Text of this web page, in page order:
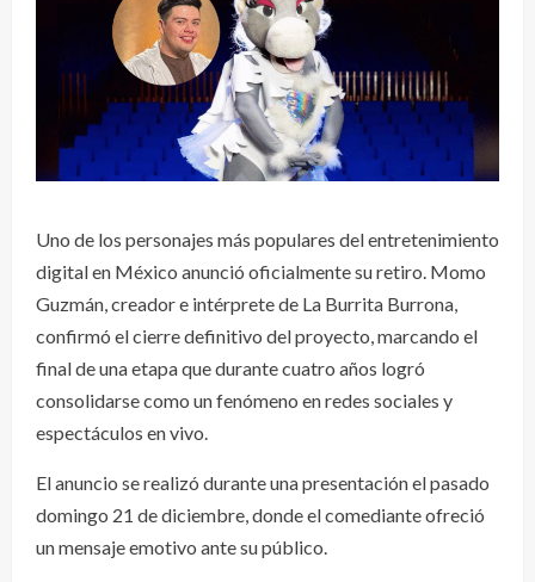
Uno de los personajes más populares del entretenimiento
digital en México anunció oficialmente su retiro. Momo
Guzmán, creador e intérprete de La Burrita Burrona,
confirmó el cierre definitivo del proyecto, marcando el
final de una etapa que durante cuatro años logró
consolidarse como un fenómeno en redes sociales y
espectáculos en vivo.
El anuncio se realizó durante una presentación el pasado
domingo 21 de diciembre, donde el comediante ofreció
un mensaje emotivo ante su público.